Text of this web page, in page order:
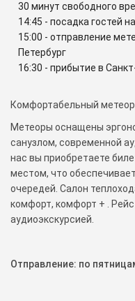
30 минут свободного
14:45 - посадка гостей
15:00 - отправление
Петербург
16:30 - прибытие в
Комфортабельный метеор
Метеоры оснащены
санузлом, современной
нас вы приобретаете
местом, что
очередей. Салон
комфорт, комфорт + .
аудиоэкскурсией.
Отправление: по